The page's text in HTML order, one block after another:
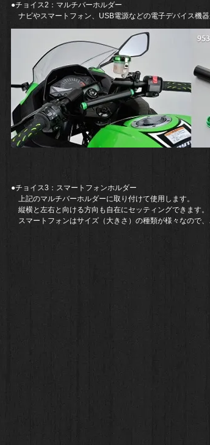
​●チョイス2： ​マルチバーホルダー
ナビやスマートフォン、USB電源などの電子デバイス機
​
​●チョイス3： ​スマートフォンホルダー
​ 上記のマルチバーホルダーに取り付けて使用します。
​ 縦横と左右と向ける方向も自在にセッティングできます。
スマートフォンはサイズ（大きさ）の種類が様々なので、